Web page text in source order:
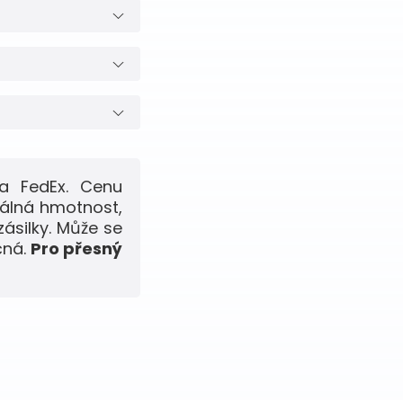
Cenu
hmotnost,
Může se
Pro přesný